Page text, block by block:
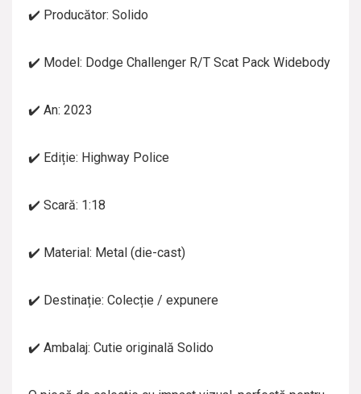
✔️ Producător: Solido
✔️ Model: Dodge Challenger R/T Scat Pack Widebody
✔️ An: 2023
✔️ Ediție: Highway Police
✔️ Scară: 1:18
✔️ Material: Metal (die-cast)
✔️ Destinație: Colecție / expunere
✔️ Ambalaj: Cutie originală Solido